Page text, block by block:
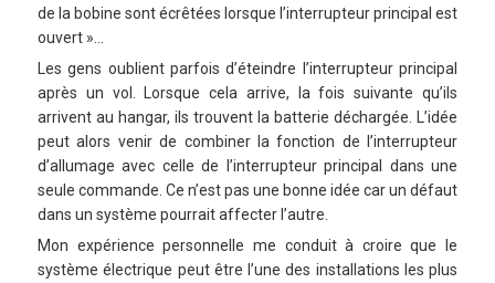
de la bobine sont écrêtées lorsque l’interrupteur principal est
ouvert »…
Les gens oublient parfois d’éteindre l’interrupteur principal
après un vol. Lorsque cela arrive, la fois suivante qu’ils
arrivent au hangar, ils trouvent la batterie déchargée. L’idée
peut alors venir de combiner la fonction de l’interrupteur
d’allumage avec celle de l’interrupteur principal dans une
seule commande. Ce n’est pas une bonne idée car un défaut
dans un système pourrait affecter l’autre.
Mon expérience personnelle me conduit à croire que le
système électrique peut être l’une des installations les plus